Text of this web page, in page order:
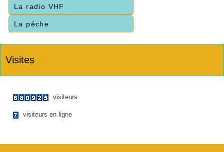
La radio VHF
La pêche
Visites
visiteurs
visiteurs en ligne